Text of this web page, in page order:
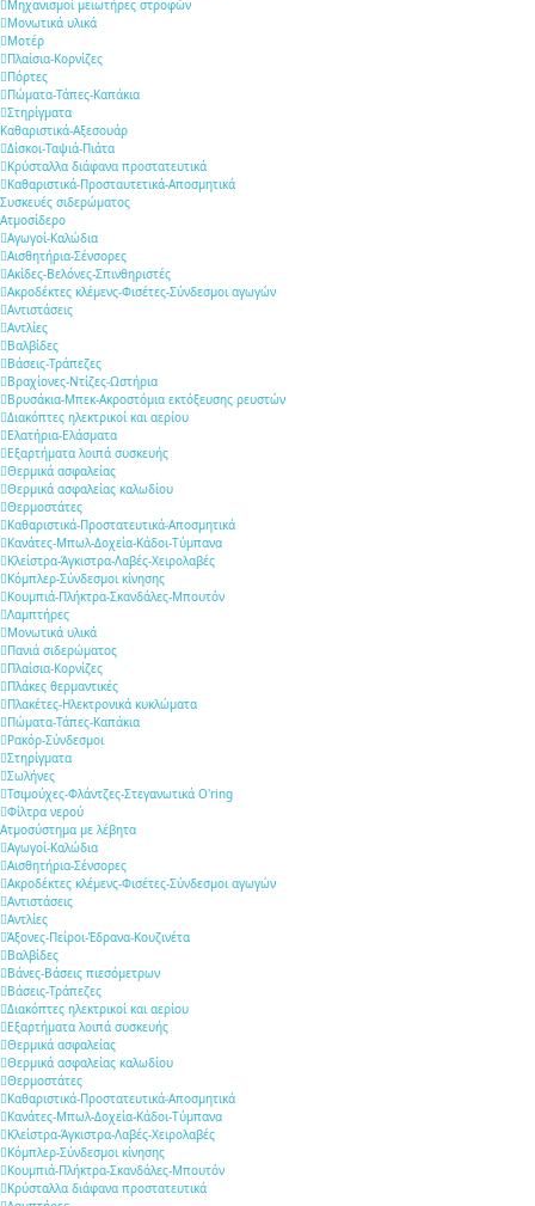
Μηχανισμοί μειωτήρες στροφών
Μονωτικά υλικά
Μοτέρ
Πλαίσια-Κορνίζες
Πόρτες
Πώματα-Τάπες-Καπάκια
Στηρίγματα
Καθαριστικά-Αξεσουάρ
Δίσκοι-Ταψιά-Πιάτα
Κρύσταλλα διάφανα προστατευτικά
Καθαριστικά-Προσταυτετικά-Αποσμητικά
Συσκευές σιδερώματος
Ατμοσίδερο
Αγωγοί-Καλώδια
Αισθητήρια-Σένσορες
Ακίδες-Βελόνες-Σπινθηριστές
Ακροδέκτες κλέμενς-Φισέτες-Σύνδεσμοι αγωγών
Αντιστάσεις
Αντλίες
Βαλβίδες
Βάσεις-Τράπεζες
Βραχίονες-Ντίζες-Ωστήρια
Βρυσάκια-Μπεκ-Ακροστόμια εκτόξευσης ρευστών
Διακόπτες ηλεκτρικοί και αερίου
Ελατήρια-Ελάσματα
Εξαρτήματα λοιπά συσκευής
Θερμικά ασφαλείας
Θερμικά ασφαλείας καλωδίου
Θερμοστάτες
Καθαριστικά-Προστατευτικά-Αποσμητικά
Κανάτες-Μπωλ-Δοχεία-Κάδοι-Τύμπανα
Κλείστρα-Άγκιστρα-Λαβές-Χειρολαβές
Κόμπλερ-Σύνδεσμοι κίνησης
Κουμπιά-Πλήκτρα-Σκανδάλες-Μπουτόν
Λαμπτήρες
Μονωτικά υλικά
Πανιά σιδερώματος
Πλαίσια-Κορνίζες
Πλάκες θερμαντικές
Πλακέτες-Ηλεκτρονικά κυκλώματα
Πώματα-Τάπες-Καπάκια
Ρακόρ-Σύνδεσμοι
Στηρίγματα
Σωλήνες
Τσιμούχες-Φλάντζες-Στεγανωτικά O'ring
Φίλτρα νερού
Ατμοσύστημα με λέβητα
Αγωγοί-Καλώδια
Αισθητήρια-Σένσορες
Ακροδέκτες κλέμενς-Φισέτες-Σύνδεσμοι αγωγών
Αντιστάσεις
Αντλίες
Άξονες-Πείροι-Έδρανα-Κουζινέτα
Βαλβίδες
Βάνες-Βάσεις πιεσόμετρων
Βάσεις-Τράπεζες
Διακόπτες ηλεκτρικοί και αερίου
Εξαρτήματα λοιπά συσκευής
Θερμικά ασφαλείας
Θερμικά ασφαλείας καλωδίου
Θερμοστάτες
Καθαριστικά-Προστατευτικά-Αποσμητικά
Κανάτες-Μπωλ-Δοχεία-Κάδοι-Τύμπανα
Κλείστρα-Άγκιστρα-Λαβές-Χειρολαβές
Κόμπλερ-Σύνδεσμοι κίνησης
Κουμπιά-Πλήκτρα-Σκανδάλες-Μπουτόν
Κρύσταλλα διάφανα προστατευτικά